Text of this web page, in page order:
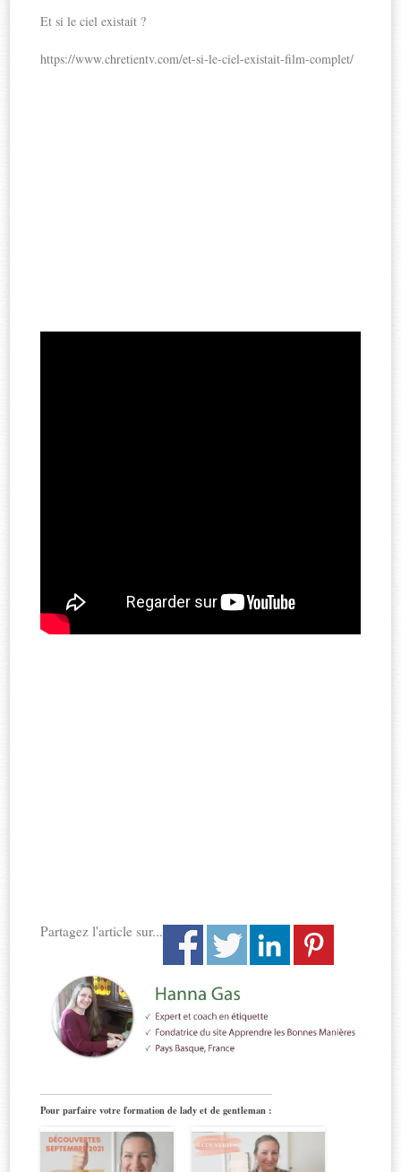
Et si le ciel existait ?
https://www.chretientv.com/et-si-le-ciel-existait-film-complet/
Partagez l'article sur...
Pour parfaire votre formation de lady et de gentleman :